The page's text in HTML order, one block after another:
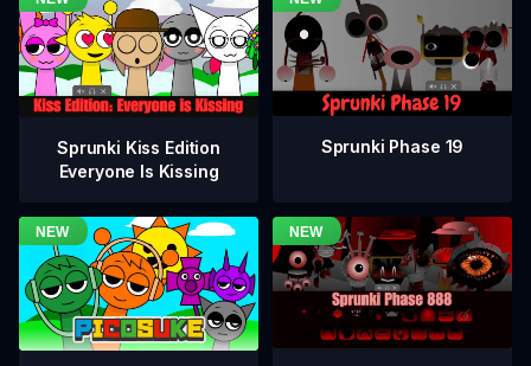
Sprunki Kiss Edition
Everyone Is Kissing
Sprunki Phase 19